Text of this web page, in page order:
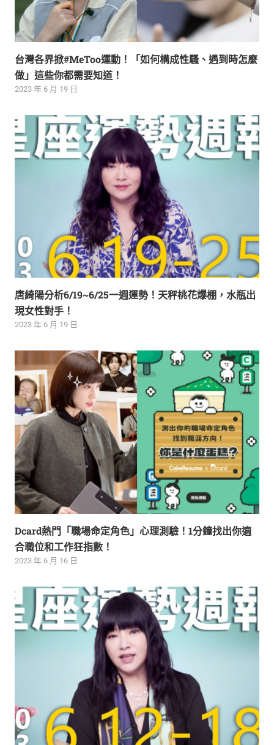
台灣各界掀#MeToo運動！「如何構成性騷、遇到時怎麼
做」這些你都需要知道！
2023 年 6 月 19 日
唐綺陽分析6/19~6/25一週運勢！天秤桃花爆棚，水瓶出
現女性對手！
2023 年 6 月 19 日
Dcard熱門「職場命定角色」心理測驗！1分鐘找出你適
合職位和工作狂指數！
2023 年 6 月 16 日